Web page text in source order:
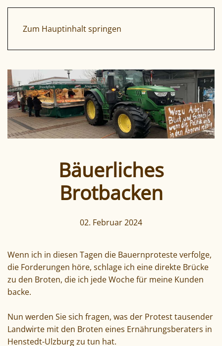
Zum Hauptinhalt springen
Bäuerliches
Brotbacken
02. Februar 2024
Wenn ich in diesen Tagen die Bauernproteste verfolge,
die Forderungen höre, schlage ich eine direkte Brücke
zu den Broten, die ich jede Woche für meine Kunden
backe.
Nun werden Sie sich fragen, was der Protest tausender
Landwirte mit den Broten eines Ernährungsberaters in
Henstedt-Ulzburg zu tun hat.